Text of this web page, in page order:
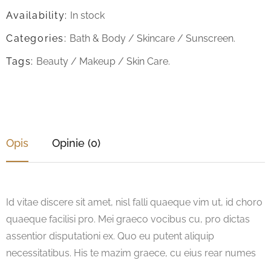
Availability: In stock
Categories: Bath & Body/ Skincare/ Sunscreen.
Tags: Beauty / Makeup / Skin Care.
Opis Opinie (0)
Id vitae discere sit amet, nisl falli quaeque vim ut, id choro
quaeque facilisi pro. Mei graeco vocibus cu, pro dictas
assentior disputationi ex. Quo eu putent aliquip
necessitatibus. His te mazim graece, cu eius rear numes